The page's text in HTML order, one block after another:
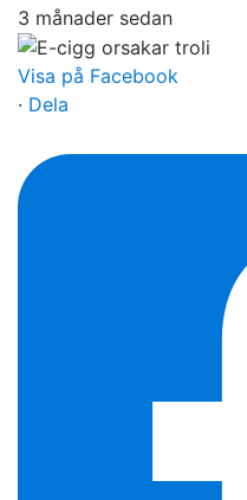
3 månader sedan
Visa på Facebook
· Dela